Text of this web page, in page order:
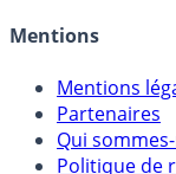
Mentions
Mentions
Partenaires
Qui
Politique de